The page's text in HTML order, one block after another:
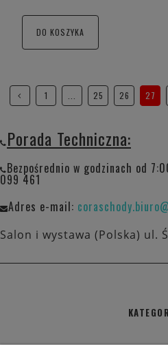
DO KOSZYKA
1 25 26 27
Porada Techniczna:
Bezpośrednio w godzinach od
099 461
Adres e-mail:
Salon i wystawa (Polska) ul.